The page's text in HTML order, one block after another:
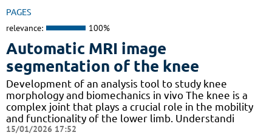
PAGES
relevance: 100%
Automatic MRI image
segmentation of the knee
Development of an analysis tool to study knee
morphology and biomechanics in vivo The knee is a
complex joint that plays a crucial role in the mobility
and functionality of the lower limb. Understandi
15/01/2026 17:52